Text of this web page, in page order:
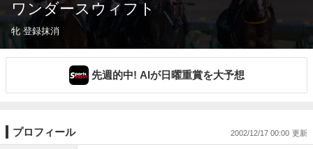
ワンダースウィフト
牝 登録抹消
先週的中! AIが日曜重賞を大予想
プロフィール 2002/12/17 00:00